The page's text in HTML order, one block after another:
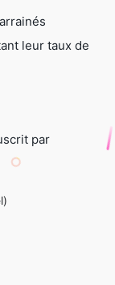
leur taux de
par